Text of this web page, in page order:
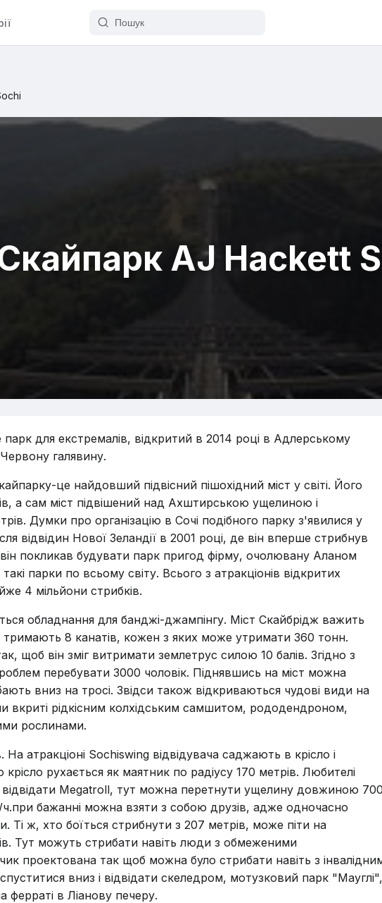
AJ Hackett
для екстремалів, відкритий в 2014 році в Адлерському
галявину.
це найдовший підвісний пішохідний міст у світі. Його
а сам міст підвішений над Ахштирською ущелиною і
Думки про організацію в Сочі подібного парку з'явилися у
відвідин Нової Зеландії в 2001 році, де він вперше стрибнув
покликав будувати парк пригод фірму, очолювану Аланом
парки по всьому світу. Всього з атракціонів відкритих
4 мільйони стрибків.
обладнання для банджі-джампінгу. Міст Скайбрідж важить
тримають 8 канатів, кожен з яких може утримати 360 тонн.
щоб він зміг витримати землетрус силою 10 балів. Згідно з
перебувати 3000 чоловік. Піднявшись на міст можна
вниз на тросі. Звідси також відкриваються чудові види на
вкриті рідкісним колхідським самшитом, рододендроном,
рослинами.
На атракціоні Sochiswing відвідувача саджають в крісло і
крісло рухається як маятник по радіусу 170 метрів. Любителі
Megatroll, тут можна перетнути ущелину довжиною
бажанні можна взяти з собою друзів, адже одночасно
Ті ж, хто боїться стрибнути з 207 метрів, може піти на
Тут можуть стрибати навіть люди з обмеженими
проектована так щоб можна було стрибати навіть з
вниз і відвідати скеледром, мотузковий парк "Мауглі",
ферраті в Ліанову печеру.